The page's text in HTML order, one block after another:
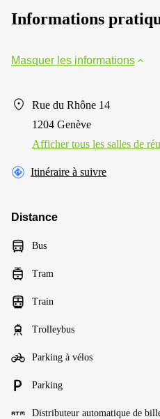
Informations
Masquer les informations
Rue du Rhône 14
1204 Genève
Afficher tous les salles de
Itinéraire à suivre
Distance
Bus
Tram
Train
Trolleybus
Parking à vélos
Parking
Distributeur automatique de